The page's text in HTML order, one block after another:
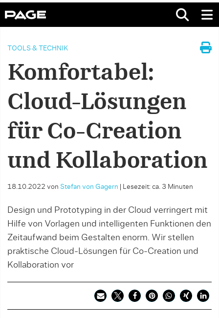
TOOLS & TECHNIK
Komfortabel:
Cloud-Lösungen
für Co-Creation
und Kollaboration
18.10.2022 von Stefan von Gagern Lesezeit: ca. 3 Minuten
Design und Prototyping in der Cloud verringert mit
Hilfe von Vorlagen und intelligenten Funktionen den
Zeitaufwand beim Gestalten enorm. Wir stellen
praktische Cloud-Lösungen für Co-Creation und
Kollaboration vor